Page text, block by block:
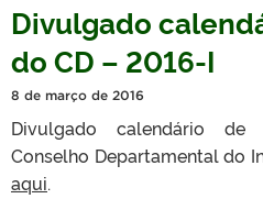
Divulgado
do CD – 2016-I
8 de março de 2016
Divulgado calendário de
Conselho Departamental do
aqui.